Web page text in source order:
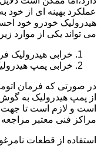
عملکرد بهینه ای از خود
هیدرولیک خودرو خود
می تواند یکی از موارد
خرابی هیدرولیک
خرابی پمپ
در صورتی که فرمان
از پمپ هیدرولیک به
است و لازم است تا جهت
مراکز فنی معتبر مراجعه
استفاده از قطعات